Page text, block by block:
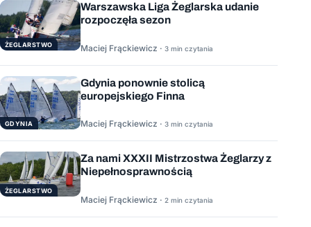
ŻEGLARSTWO
Warszawska Liga Żeglarska udanie
rozpoczęła sezon
Maciej Frąckiewicz · 3 min czytania
GDYNIA
Gdynia ponownie stolicą
europejskiego Finna
Maciej Frąckiewicz · 3 min czytania
ŻEGLARSTWO
Za nami XXXII Mistrzostwa Żeglarzy z
Niepełnosprawnością
Maciej Frąckiewicz · 2 min czytania